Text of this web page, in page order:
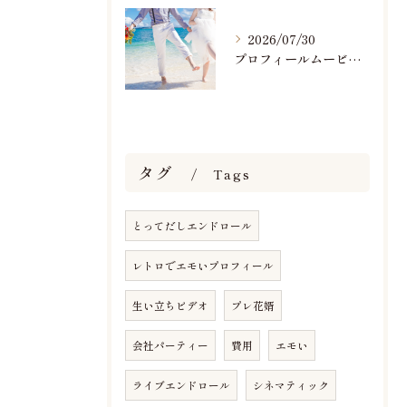
2026/07/30
プロフィールムービーで人気おすすめのBGM楽曲ランキング！(7/29最新)
タグ Tags
とってだしエンドロール
レトロでエモいプロフィール
生い立ちビデオ プレ花婿
会社パーティー 費用 エモい
ライブエンドロール シネマティック